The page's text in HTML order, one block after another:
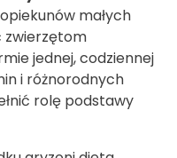
małych
zwierzętom
jednej, codziennej
i różnorodnych
rolę podstawy